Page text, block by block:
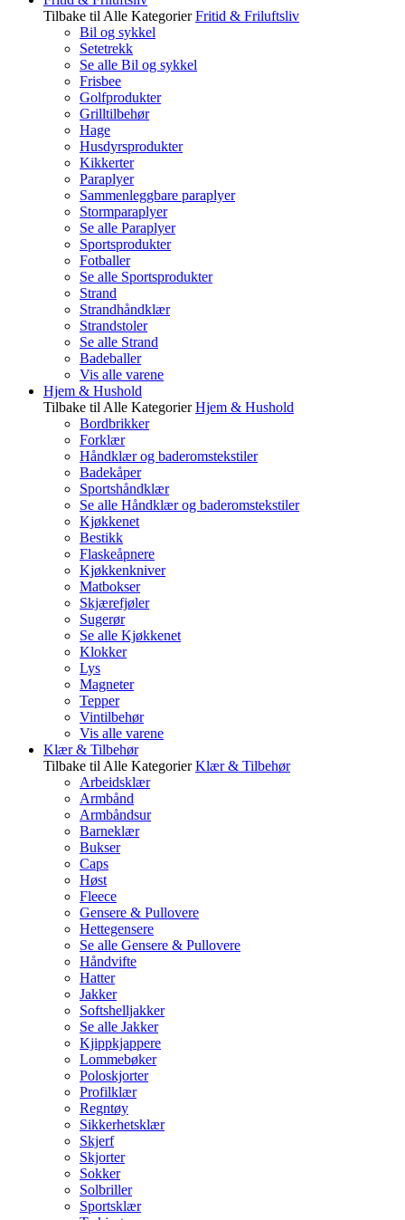
Tilbake til Alle Kategorier Fritid & Friluftsliv
Bil og sykkel
Setetrekk
Se alle Bil og sykkel
Frisbee
Golfprodukter
Grilltilbehør
Hage
Husdyrsprodukter
Kikkerter
Paraplyer
Sammenleggbare paraplyer
Stormparaplyer
Se alle Paraplyer
Sportsprodukter
Fotballer
Se alle Sportsprodukter
Strand
Strandhåndklær
Strandstoler
Se alle Strand
Badeballer
Vis alle varene
Hjem & Hushold
Tilbake til Alle Kategorier Hjem & Hushold
Bordbrikker
Forklær
Håndklær og baderomstekstiler
Badekåper
Sportshåndklær
Se alle Håndklær og baderomstekstiler
Kjøkkenet
Bestikk
Flaskeåpnere
Kjøkkenkniver
Matbokser
Skjærefjøler
Sugerør
Se alle Kjøkkenet
Klokker
Lys
Magneter
Tepper
Vintilbehør
Vis alle varene
Klær & Tilbehør
Tilbake til Alle Kategorier Klær & Tilbehør
Arbeidsklær
Armbånd
Armbåndsur
Barneklær
Bukser
Caps
Høst
Fleece
Gensere & Pullovere
Hettegensere
Se alle Gensere & Pullovere
Håndvifte
Hatter
Jakker
Softshelljakker
Se alle Jakker
Kjippkjappere
Lommebøker
Poloskjorter
Profilklær
Regntøy
Sikkerhetsklær
Skjerf
Skjorter
Sokker
Solbriller
Sportsklær